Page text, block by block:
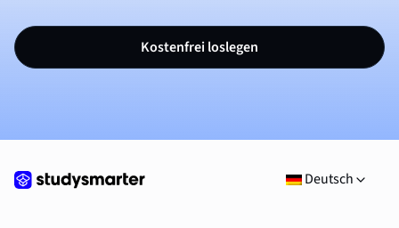
Kostenfrei loslegen
Deutsch